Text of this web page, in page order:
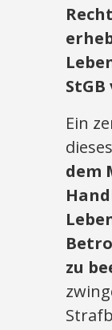
StGB
Ein
dem
zu